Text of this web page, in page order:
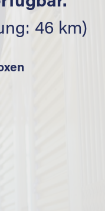
46 km)